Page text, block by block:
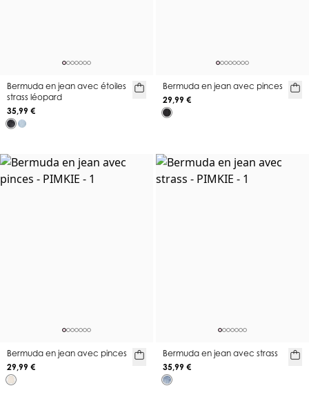
Bermuda en jean avec étoiles
strass léopard
35,99 €
Bermuda en jean avec pinces
29,99 €
Bermuda en jean avec pinces
29,99 €
Bermuda en jean avec strass
35,99 €